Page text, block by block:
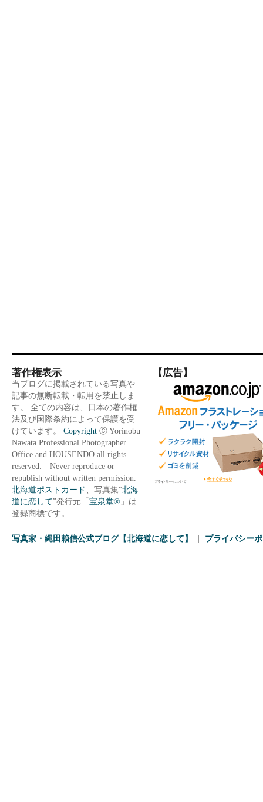
著作権表示
当ブログに掲載されている写真や
記事の無断転載・転用を禁止しま
す。 全ての内容は、日本の著作権
法及び国際条約によって保護を受
けています。 Copyright Ⓒ Yorinobu
Nawata Professional Photographer
Office and HOUSENDO all rights
reserved. Never reproduce or
republish without written permission.
北海道ポストカード
、写真集“北海
道に恋して”発行元「 宝泉堂® 」は
登録商標です。
【広告】
写真家・縄田賴信公式ブログ【北海道に恋して】 プライバシー